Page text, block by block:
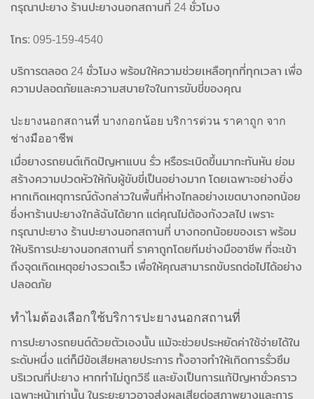
กรุณาปะยาง ร้านปะยางนอกสถานที่ 24 ชั่วโมง
โทร: 095-159-4540
บริการตลอด 24 ชั่วโมง พร้อมให้ความช่วยเหลือทุกที่ทุกเวลา เพื่อ
ความปลอดภัยและความสบายใจในการขับขี่ของคุณ
ปะยางนอกสถานที่ บางกอกน้อย บริการด่วน ราคาถูก จาก
ช่างมืออาชีพ
เมื่อยางรถยนต์เกิดปัญหาแบน รั่ว หรือระเบิดขึ้นมากะทันหัน ย่อม
สร้างความปวดหัวให้กับผู้ขับขี่เป็นอย่างมาก โดยเฉพาะอย่างยิ่ง
หากเกิดเหตุการณ์ดังกล่าวในพื้นที่ห่างไกลอย่างเขตบางกอกน้อย
ซึ่งหาร้านปะยางใกล้ฉันได้ยาก แต่คุณไม่ต้องกังวลไป เพราะ
กรุณาปะยาง ร้านปะยางนอกสถานที่ บางกอกน้อยของเรา พร้อม
ให้บริการปะยางนอกสถานที่ ราคาถูกโดยทีมช่างมืออาชีพ ที่จะเข้า
ถึงจุดเกิดเหตุอย่างรวดเร็ว เพื่อให้คุณสามารถขับรถต่อไปได้อย่าง
ปลอดภัย
ทำไมต้องเลือกใช้บริการปะยางนอกสถานที่
การปะยางรถยนต์ด้วยตัวเองนั้น แม้จะช่วยประหยัดค่าใช้จ่ายได้ใน
ระดับหนึ่ง แต่ก็มีข้อเสียหลายประการ ทั้งอาจทำให้เกิดการรั่วซึม
บริเวณที่ปะยาง หากทำไม่ถูกวิธี และยังเป็นการแก้ปัญหาชั่วคราว
เฉพาะหน้าเท่านั้น ในระยะยาวอาจส่งผลเสียต่อสภาพยางและการ